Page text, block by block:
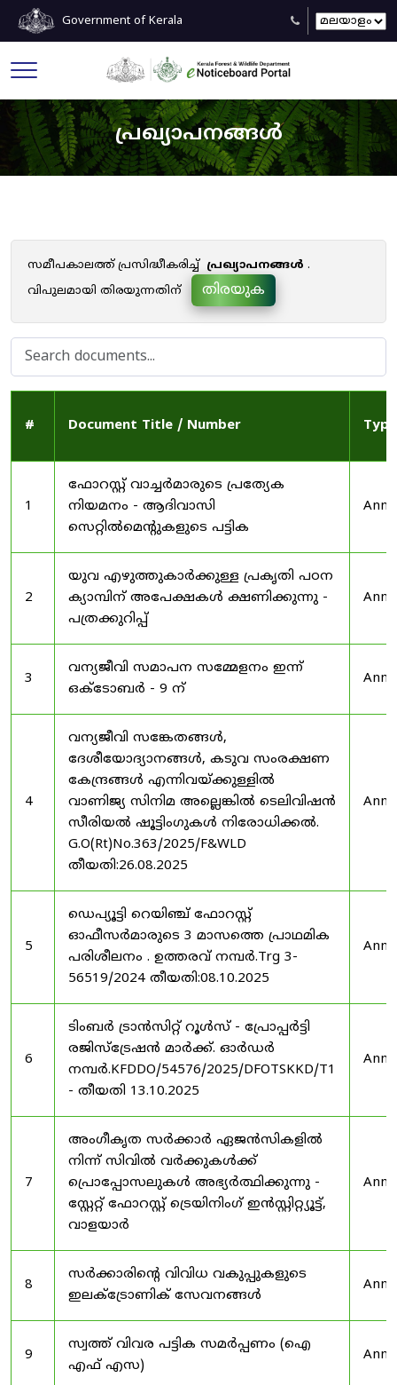
Government of Kerala
പ്രഖ്യാപനങ്ങൾ
സമീപകാലത്ത് പ്രസിദ്ധീകരിച്ച് പ്രഖ്യാപനങ്ങൾ .
വിപുലമായി തിരയുന്നതിന്
തിരയുക
# Document Title / Number Type
1
ഫോറസ്റ്റ് വാച്ചർമാരുടെ പ്രത്യേക
നിയമനം - ആദിവാസി
സെറ്റിൽമെന്റുകളുടെ പട്ടിക
2
യുവ എഴുത്തുകാർക്കുള്ള പ്രകൃതി പഠന
ക്യാമ്പിന് അപേക്ഷകൾ ക്ഷണിക്കുന്നു -
പത്രക്കുറിപ്പ്
3
വന്യജീവി സമാപന സമ്മേളനം ഇന്ന്
ഒക്ടോബർ - 9 ന്
4
വന്യജീവി സങ്കേതങ്ങൾ,
ദേശീയോദ്യാനങ്ങൾ, കടുവ സംരക്ഷണ
കേന്ദ്രങ്ങൾ എന്നിവയ്ക്കുള്ളിൽ
വാണിജ്യ സിനിമ അല്ലെങ്കിൽ ടെലിവിഷൻ
സീരിയൽ ഷൂട്ടിംഗുകൾ നിരോധിക്കൽ.
G.O(Rt)No.363/2025/F&WLD
തീയതി:26.08.2025
5
ഡെപ്യൂട്ടി റെയിഞ്ച് ഫോറസ്റ്റ്
ഓഫീസർമാരുടെ 3 മാസത്തെ പ്രാഥമിക
പരിശീലനം . ഉത്തരവ് നമ്പർ.Trg 3-
56519/2024 തീയതി:08.10.2025
6
ടിംബർ ട്രാൻസിറ്റ് റൂൾസ് - പ്രോപ്പർട്ടി
രജിസ്ട്രേഷൻ മാർക്ക്. ഓർഡർ
നമ്പർ.KFDDO/54576/2025/DFOTSKKD/T1
- തീയതി 13.10.2025
7
അംഗീകൃത സർക്കാർ ഏജൻസികളിൽ
നിന്ന് സിവിൽ വർക്കുകൾക്ക്
പ്രൊപ്പോസലുകൾ അഭ്യർത്ഥിക്കുന്നു -
സ്റ്റേറ്റ് ഫോറസ്റ്റ് ട്രെയിനിംഗ് ഇൻസ്റ്റിറ്റ്യൂട്ട്,
വാളയാർ
8
സർക്കാരിന്റെ വിവിധ വകുപ്പുകളുടെ
ഇലക്ട്രോണിക് സേവനങ്ങൾ
9
സ്വത്ത് വിവര പട്ടിക സമർപ്പണം (ഐ
എഫ് എസ)